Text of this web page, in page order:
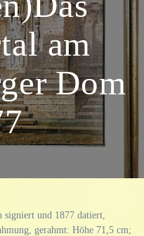
am
Dom
signiert und 1877 datiert,
gerahmt: Höhe 71,5 cm;